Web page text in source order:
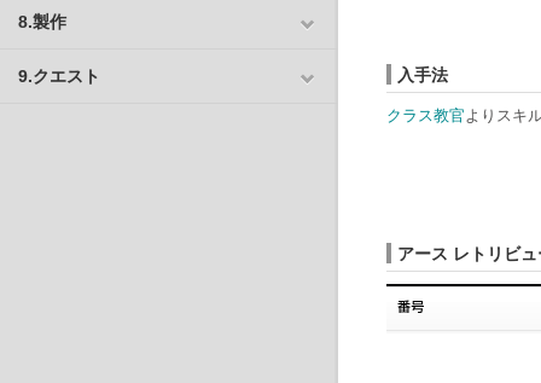
8.製作
9.クエスト 入手法
クラス教官よりスキ
アース レトリビ